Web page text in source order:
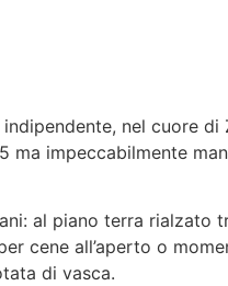
nel cuore
ma impeccabilmente
al piano terra
cene all’aperto o
di vasca.